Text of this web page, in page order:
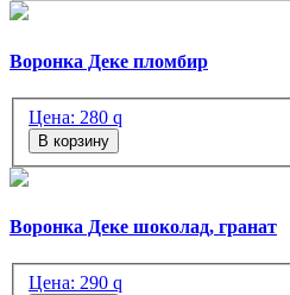
Воронка Деке пломбир
Цена: 280 q
В корзину
Воронка Деке шоколад, гранат
Цена: 290 q